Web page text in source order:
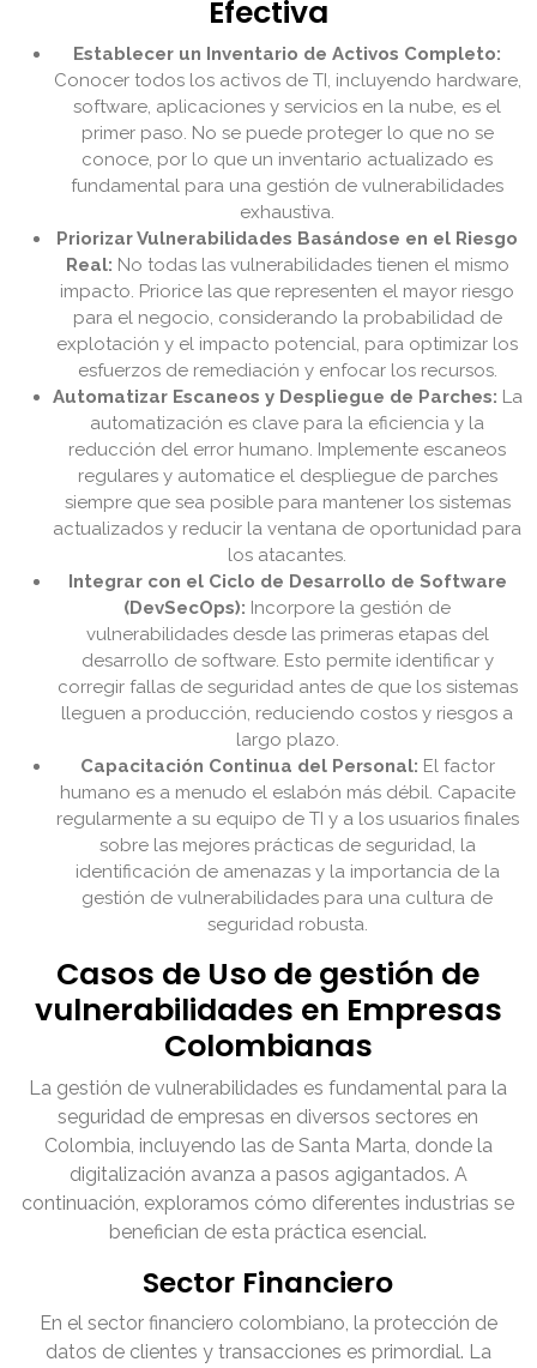
Efectiva
Establecer un Inventario de Activos Completo:
Conocer todos los activos de TI, incluyendo hardware,
software, aplicaciones y servicios en la nube, es el
primer paso. No se puede proteger lo que no se
conoce, por lo que un inventario actualizado es
fundamental para una gestión de vulnerabilidades
exhaustiva.
Priorizar Vulnerabilidades Basándose en el Riesgo
Real: No todas las vulnerabilidades tienen el mismo
impacto. Priorice las que representen el mayor riesgo
para el negocio, considerando la probabilidad de
explotación y el impacto potencial, para optimizar los
esfuerzos de remediación y enfocar los recursos.
Automatizar Escaneos y Despliegue de Parches: La
automatización es clave para la eficiencia y la
reducción del error humano. Implemente escaneos
regulares y automatice el despliegue de parches
siempre que sea posible para mantener los sistemas
actualizados y reducir la ventana de oportunidad para
los atacantes.
Integrar con el Ciclo de Desarrollo de Software
(DevSecOps): Incorpore la gestión de
vulnerabilidades desde las primeras etapas del
desarrollo de software. Esto permite identificar y
corregir fallas de seguridad antes de que los sistemas
lleguen a producción, reduciendo costos y riesgos a
largo plazo.
Capacitación Continua del Personal: El factor
humano es a menudo el eslabón más débil. Capacite
regularmente a su equipo de TI y a los usuarios finales
sobre las mejores prácticas de seguridad, la
identificación de amenazas y la importancia de la
gestión de vulnerabilidades para una cultura de
seguridad robusta.
Casos de Uso de gestión de
vulnerabilidades en Empresas
Colombianas
La gestión de vulnerabilidades es fundamental para la
seguridad de empresas en diversos sectores en
Colombia, incluyendo las de Santa Marta, donde la
digitalización avanza a pasos agigantados. A
continuación, exploramos cómo diferentes industrias se
benefician de esta práctica esencial.
Sector Financiero
En el sector financiero colombiano, la protección de
datos de clientes y transacciones es primordial. La